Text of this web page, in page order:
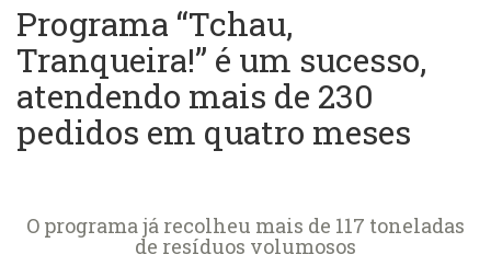
Programa “Tchau,
Tranqueira!” é um sucesso,
atendendo mais de 230
pedidos em quatro meses
O programa já recolheu mais de 117 toneladas
de resíduos volumosos